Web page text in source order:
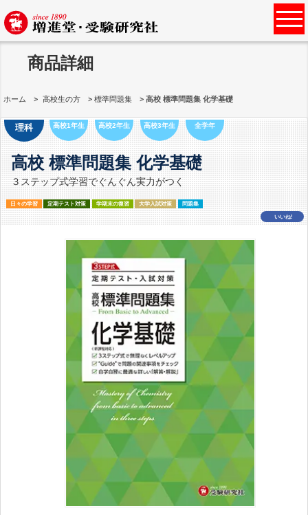
商品詳細
ホーム 高校生の方 標準問題集 高校 標準問題集 化学基礎
理科 高校1年生 高校2年生 高校3年生 全学年
高校 標準問題集 化学基礎
３ステップ式学習でぐんぐん実力がつく
日々の学習 定期テスト対策 学期末の復習 大学入試対策 問題集
いいね!